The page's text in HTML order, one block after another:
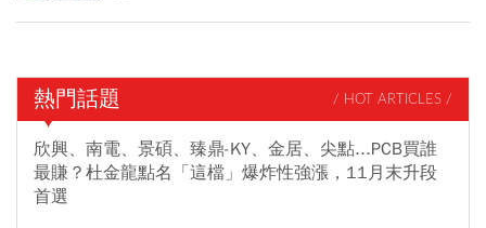
熱門話題 / HOT ARTICLES /
欣興、南電、景碩、臻鼎-KY、金居、尖點...PCB買誰
最賺？杜金龍點名「這檔」爆炸性強漲，11月末升段
首選